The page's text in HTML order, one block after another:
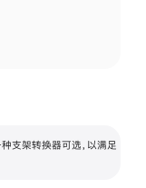
架转换器可选，以满足